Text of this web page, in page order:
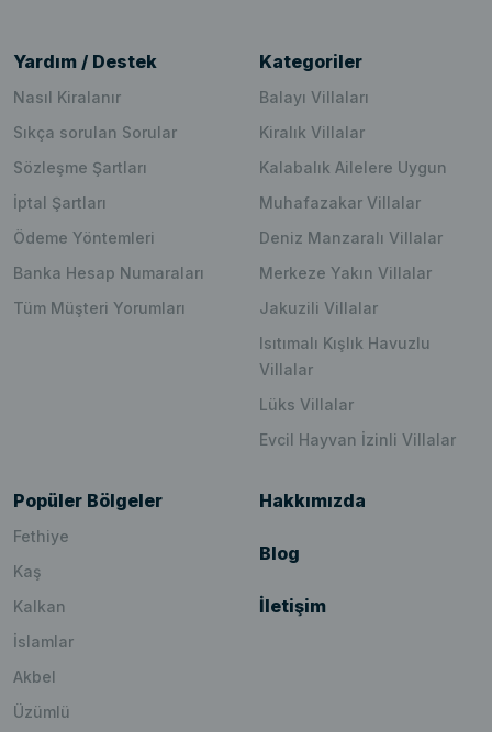
Yardım / Destek
Nasıl Kiralanır
Sıkça sorulan Sorular
Sözleşme Şartları
İptal Şartları
Ödeme Yöntemleri
Banka Hesap Numaraları
Tüm Müşteri Yorumları
Kategoriler
Balayı Villaları
Kiralık Villalar
Kalabalık Ailelere Uygun
Muhafazakar Villalar
Deniz Manzaralı Villalar
Merkeze Yakın Villalar
Jakuzili Villalar
Isıtımalı Kışlık Havuzlu
Villalar
Lüks Villalar
Evcil Hayvan İzinli Villalar
Popüler Bölgeler
Fethiye
Kaş
Kalkan
İslamlar
Akbel
Üzümlü
Hakkımızda
Blog
İletişim